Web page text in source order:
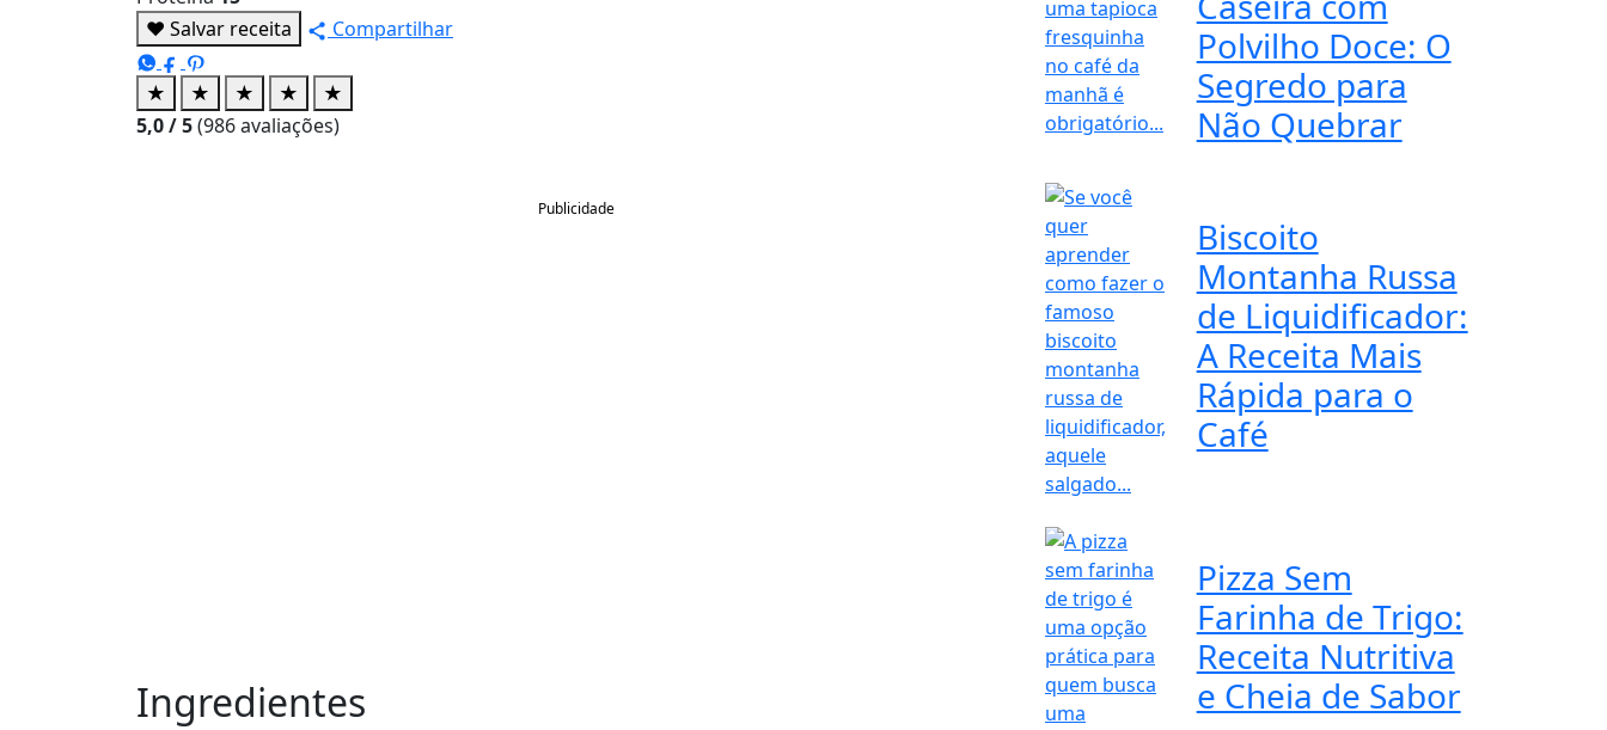
♥ Salvar receita Compartilhar
★ ★ ★ ★
★
5,0/ 5(986avaliações)
Publicidade
Ingredientes
Polvilho Doce: O
Segredo para
Não Quebrar
Biscoito
Montanha Russa
de Liquidificador:
A Receita Mais
Rápida para o
Café
Pizza Sem
Farinha de Trigo:
Receita Nutritiva
e Cheia de Sabor